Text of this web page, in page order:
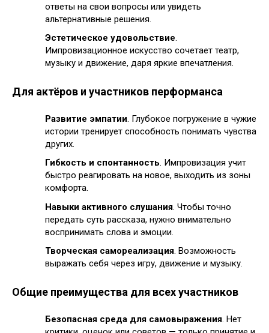
ответы на свои вопросы или увидеть
альтернативные решения.
Эстетическое удовольствие.
Импровизационное искусство сочетает театр,
музыку и движение, даря яркие впечатления.
Для актёров и участников перформанса
Развитие эмпатии . Глубокое погружение в чужие
истории тренирует способность понимать чувства
других.
Гибкость и спонтанность. Импровизация учит
быстро реагировать на новое, выходить из зоны
комфорта.
Навыки активного слушания . Чтобы точно
передать суть рассказа, нужно внимательно
воспринимать слова и эмоции.
Творческая самореализация. Возможность
выражать себя через игру, движение и музыку.
Общие преимущества для всех участников
Безопасная среда для самовыражения . Нет